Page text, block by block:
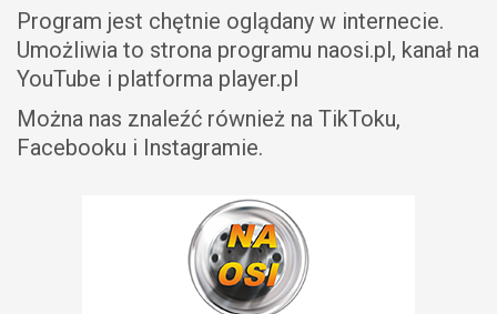
Program jest chętnie oglądany w internecie.
Umożliwia to strona programu naosi.pl, kanał na
YouTube i platforma player.pl
Można nas znaleźć również na TikToku,
Facebooku i Instagramie.